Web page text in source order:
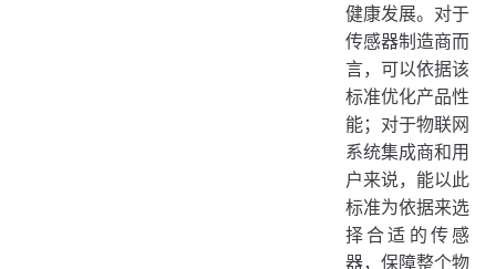
健康发展。对于
传感器制造商而
言，可以依据该
标准优化产品性
能；对于物联网
系统集成商和用
户来说，能以此
标准为依据来选
择合适的传感
器，保障整个物